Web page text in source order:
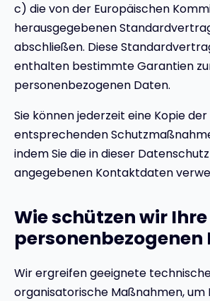
c) die von der Europäischen
herausgegebenen
abschließen. Diese
enthalten bestimmte Garantien
personenbezogenen Daten.
Sie können jederzeit eine Kopie der
entsprechenden
indem Sie die in dieser
angegebenen Kontaktdaten
Wie schützen wir Ihre
personenbezogenen
Wir ergreifen geeignete
organisatorische Maßnahmen, um